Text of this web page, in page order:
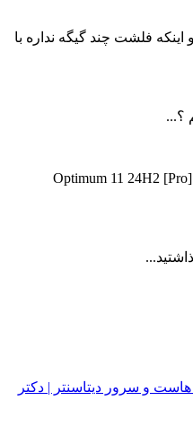
فلشت چند گیگه نداره با
؟...
Optimum 11 24H2
و سرور دیتاسنتر | دکتر